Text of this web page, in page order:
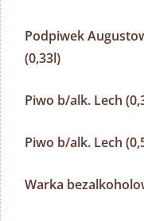
Podpiwek
(0,33l)
Piwo b/alk. Lech
Piwo b/alk. Lech
Warka